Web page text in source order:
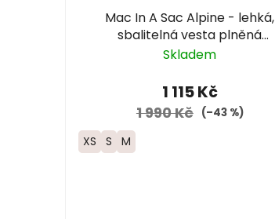
Mac In A Sac Alpine - lehká,
sbalitelná vesta plněná
kachním peřím
Skladem
1 115 Kč
1 990 Kč (–43 %)
XS S M